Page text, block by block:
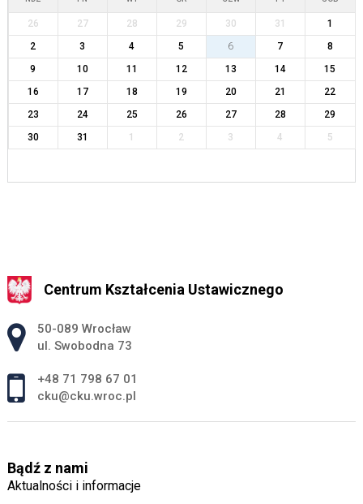
26 27 28 29 30 31
1
2
3 4 5 6 7
8
9
10 11 12 13 14
15
16
17 18 19 20 21
22
23
24 25 26 27 28
29
30
31 1 2 3 4 5
Centrum Kształcenia Ustawicznego
Adres pocztowy:
50-089 Wrocław
ul. Swobodna 73
+48 71 798 67 01
cku@cku.wroc.pl
Bądź z nami
Aktualności i informacje